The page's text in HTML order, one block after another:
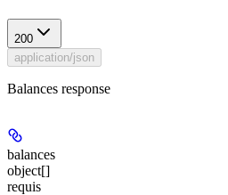
200
application/json
Balances response
balances
object[]
requis